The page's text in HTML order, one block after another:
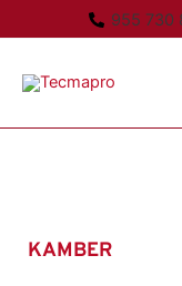
al
955 730
KAMBER